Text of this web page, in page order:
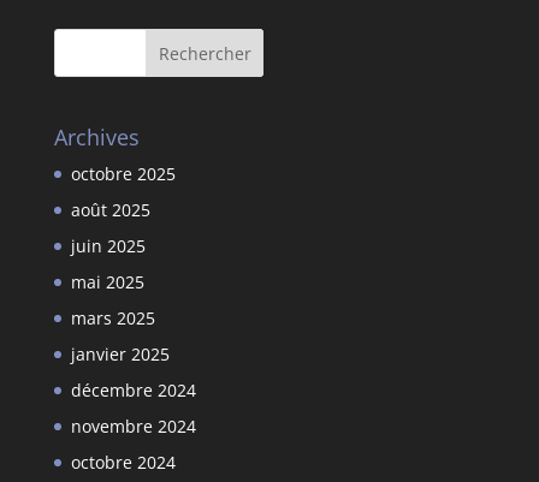
Archives
octobre 2025
août 2025
juin 2025
mai 2025
mars 2025
janvier 2025
décembre 2024
novembre 2024
octobre 2024